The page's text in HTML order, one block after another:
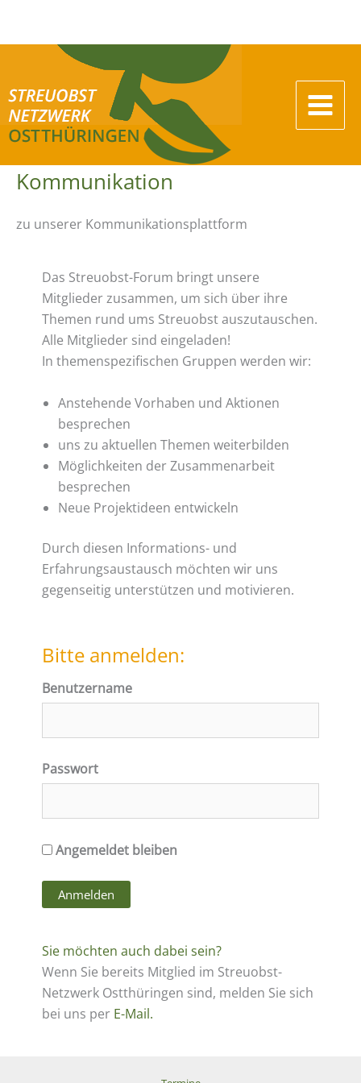
springen
Kommunikation
zu unserer Kommunikationsplattform
Das Streuobst-Forum bringt unsere
Mitglieder zusammen, um sich über ihre
Themen rund ums Streuobst auszutauschen.
Alle Mitglieder sind eingeladen!
In themenspezifischen Gruppen werden wir:
Anstehende Vorhaben und Aktionen
besprechen
uns zu aktuellen Themen weiterbilden
Möglichkeiten der Zusammenarbeit
besprechen
Neue Projektideen entwickeln
Durch diesen Informations- und
Erfahrungsaustausch möchten wir uns
gegenseitig unterstützen und motivieren.
Bitte anmelden:
Benutzername
Passwort
Angemeldet bleiben
Sie möchten auch dabei sein?
Wenn Sie bereits Mitglied im Streuobst-
Netzwerk Ostthüringen sind, melden Sie sich
bei uns per E-Mail.